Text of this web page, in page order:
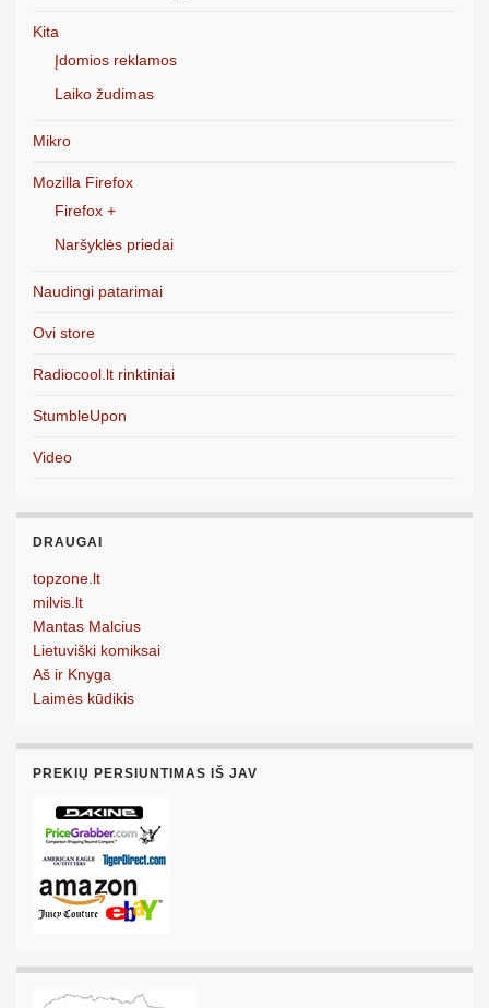
Kita
Įdomios reklamos
Laiko žudimas
Mikro
Mozilla Firefox
Firefox +
Naršyklės priedai
Naudingi patarimai
Ovi store
Radiocool.lt rinktiniai
StumbleUpon
Video
DRAUGAI
topzone.lt
milvis.lt
Mantas Malcius
Lietuviški komiksai
Aš ir Knyga
Laimės kūdikis
PREKIŲ PERSIUNTIMAS IŠ JAV